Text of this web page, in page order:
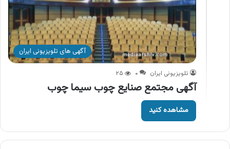
آگهی های تلویزیونی ایران
تلویزیونی ایران ۰ ۲۵
آگهی مجتمع صنایع چوب سیما چوب
مشاهده کنید